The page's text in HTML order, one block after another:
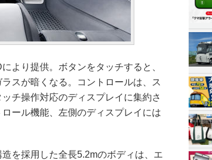
より提供。ボタンをタッチすると、
スが暗くなる。コントロールは、ス
チ操作対応のディスプレイに集約さ
ール機能、左側のディスプレイには
を採用した全長5.2mのボディは、エ